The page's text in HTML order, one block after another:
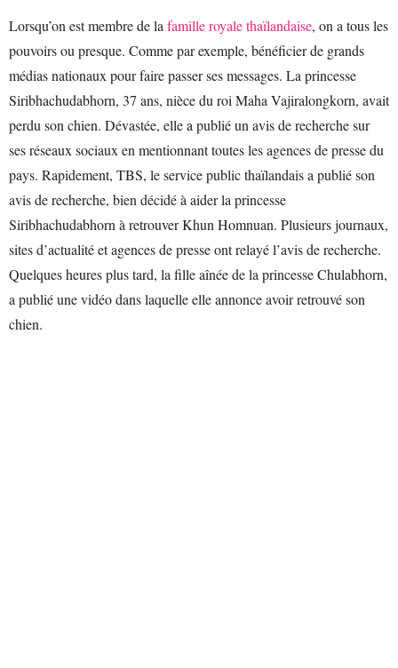
Lorsqu’on est membre de la famille royale thaïlandaise, on a tous les
pouvoirs ou presque. Comme par exemple, bénéficier de grands
médias nationaux pour faire passer ses messages. La princesse
Siribhachudabhorn, 37 ans, nièce du roi Maha Vajiralongkorn, avait
perdu son chien. Dévastée, elle a publié un avis de recherche sur
ses réseaux sociaux en mentionnant toutes les agences de presse du
pays. Rapidement, TBS, le service public thaïlandais a publié son
avis de recherche, bien décidé à aider la princesse
Siribhachudabhorn à retrouver Khun Homnuan. Plusieurs journaux,
sites d’actualité et agences de presse ont relayé l’avis de recherche.
Quelques heures plus tard, la fille aînée de la princesse Chulabhorn,
a publié une vidéo dans laquelle elle annonce avoir retrouvé son
chien.